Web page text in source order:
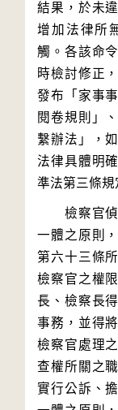
結果，於未
增加法律所
觸。各該命
時檢討修正
發布「家事
閱卷規則」
繫辦法」，
法律具體明
檢察官偵
一體之原則
第六十三條
檢察官之權
長、檢察長
事務，並得
檢察官處理
查權所關之
實行公訴、